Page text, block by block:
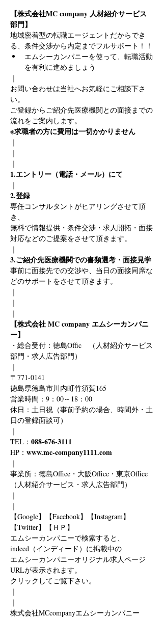
【株式会社MC company 人材紹介サービス
部門】
地域密着型の転職エージェントだからでき
る、条件交渉から内定までフルサポート！！
エムシーカンパニーを使って、転職活動
を有利に進めましょう
｜
お問い合わせは当社へお気軽にご相談下さ
い。
ご登録からご紹介先医療機関との面接までの
流れをご案内します。
※求職者の方に費用は一切かかりません
｜
｜
｜
1.エントリー（電話・メール）にて
｜
2.登録
専任コンサルタントがヒアリングさせて頂
き、
無料で情報提供・条件交渉・求人開拓・面接
対応などのご提案をさせて頂きます。
｜
3.ご紹介先医療機関での書類選考・面接見学
事前に面接先での交渉や、当日の面接同席な
どのサポートをさせて頂きます。
｜
｜
｜
【株式会社 MC company エムシーカンパニ
ー】
・総合受付：徳島Offic　（人材紹介サービス
部門・求人広告部門）
｜
〒771-0141
徳島県徳島市川内町竹須賀165
営業時間：9：00～18：00
休日：土日祝（事前予約の場合、時間外・土
日の登録面談可）
｜
TEL： 088-676-3111
HP： www.mc-company1111.com
｜
事業所：徳島Office・大阪Office・東京Office
（人材紹介サービス・求人広告部門）
｜
｜
【Google】【Facebook】【Instagram】
【Twitter】【ＨＰ】
エムシーカンパニーで検索すると、
indeed（インディード）に掲載中の
エムシーカンパニーオリジナル求人ページ
URLが表示されます。
クリックしてご覧下さい。
｜
｜
株式会社MCcompanyエムシーカンパニー